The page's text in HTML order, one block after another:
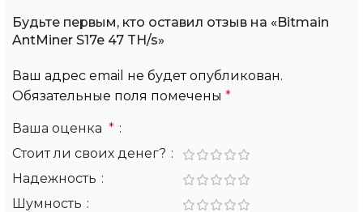
Будьте первым, кто оставил отзыв на «Bitmain
AntMiner S17e 47 TH/s»
Ваш адрес email не будет опубликован.
Обязательные поля помечены *
Ваша оценка *
Стоит ли своих денег?
Надежность
Шумность